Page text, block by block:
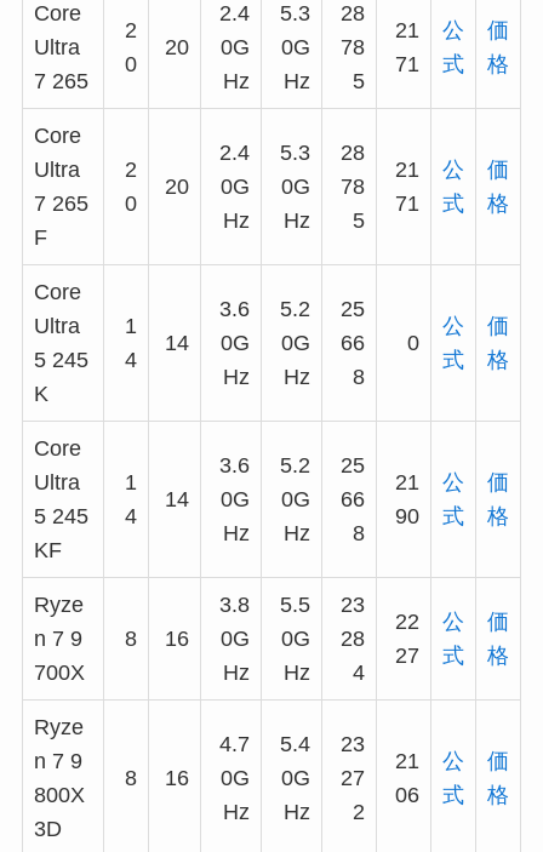
Core
Ultra
7 265
2
0
20
2.4
0G
Hz
5.3
0G
Hz
28
78
5
21
71
公
式
価
格
Core
Ultra
7 265
F
2
0
20
2.4
0G
Hz
5.3
0G
Hz
28
78
5
21
71
公
式
価
格
Core
Ultra
5 245
K
1
4
14
3.6
0G
Hz
5.2
0G
Hz
25
66
8
0
公
式
価
格
Core
Ultra
5 245
KF
1
4
14
3.6
0G
Hz
5.2
0G
Hz
25
66
8
21
90
公
式
価
格
Ryze
n 7 9
700X
8 16
3.8
0G
Hz
5.5
0G
Hz
23
28
4
22
27
公
式
価
格
Ryze
n 7 9
800X
3D
8 16
4.7
0G
Hz
5.4
0G
Hz
23
27
2
21
06
公
式
価
格